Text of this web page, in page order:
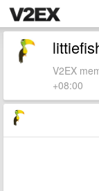
V2EX
+08:00